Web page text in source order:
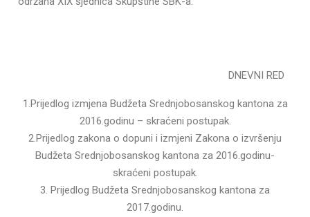
DNEVNI RED
1.Prijedlog izmjena Budžeta Srednjobosanskog kantona za
2016.godinu – skraćeni postupak.
2.Prijedlog zakona o dopuni i izmjeni Zakona o izvršenju
Budžeta Srednjobosanskog kantona za 2016.godinu-
skraćeni postupak.
3. Prijedlog Budžeta Srednjobosanskog kantona za
2017.godinu.